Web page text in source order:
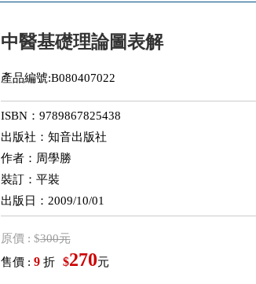
中醫基礎理論圖表解
產品編號:B080407022
ISBN：9789867825438
出版社：知音出版社
作者：周學勝
裝訂：平裝
出版日：2009/10/01
原價 : $300元
售價 : 9折 $270元